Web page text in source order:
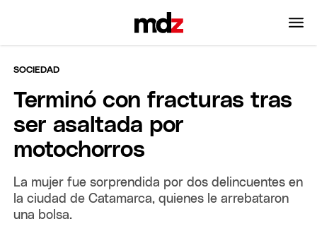
SOCIEDAD
Terminó con fracturas tras
ser asaltada por
motochorros
La mujer fue sorprendida por dos delincuentes en
la ciudad de Catamarca, quienes le arrebataron
una bolsa.